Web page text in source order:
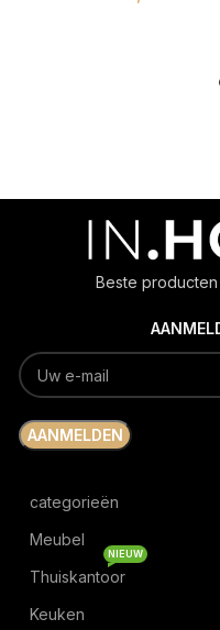
Beste
categorieën
Meubel
Thuiskantoor
NIEUW
Keuken